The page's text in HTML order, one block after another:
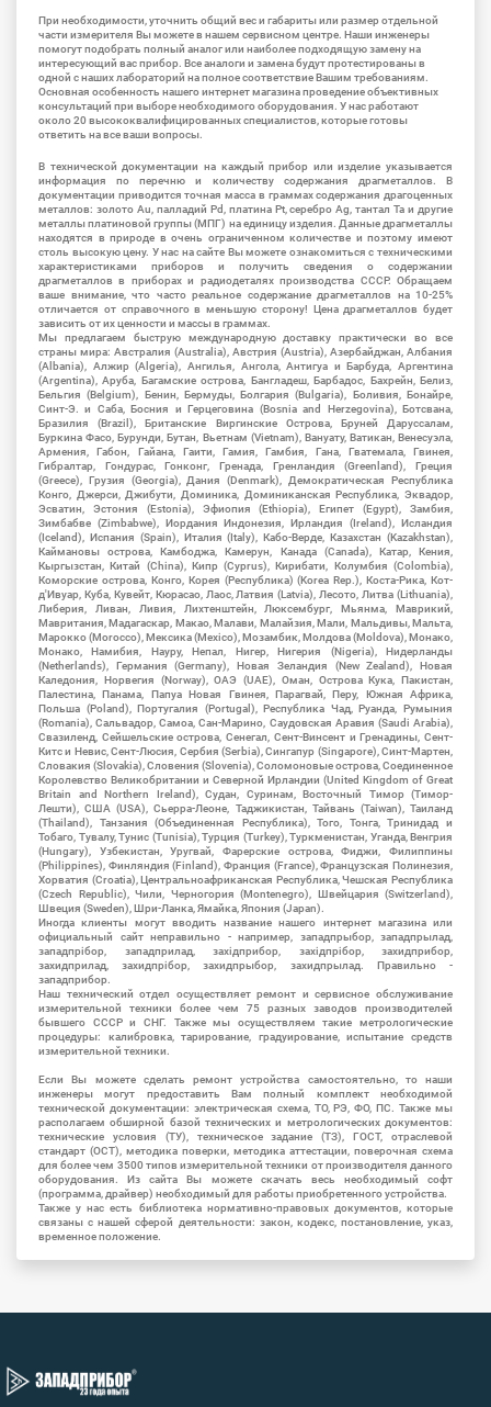
При необходимости, уточнить общий вес и габариты или размер отдельной
части измерителя Вы можете в нашем сервисном центре. Наши инженеры
помогут подобрать полный аналог или наиболее подходящую замену на
интересующий вас прибор. Все аналоги и замена будут протестированы в
одной с наших лабораторий на полное соответствие Вашим требованиям.
Основная особенность нашего интернет магазина проведение объективных
консультаций при выборе необходимого оборудования. У нас работают
около 20 высококвалифицированных специалистов, которые готовы
ответить на все ваши вопросы.
В технической документации на каждый прибор или изделие указывается
информация по перечню и количеству содержания драгметаллов. В
документации приводится точная масса в граммах содержания драгоценных
металлов: золото Au, палладий Pd, платина Pt, серебро Ag, тантал Ta и другие
металлы платиновой группы (МПГ) на единицу изделия. Данные драгметаллы
находятся в природе в очень ограниченном количестве и поэтому имеют
столь высокую цену. У нас на сайте Вы можете ознакомиться с техническими
характеристиками приборов и получить сведения о содержании
драгметаллов в приборах и радиодеталях производства СССР. Обращаем
ваше внимание, что часто реальное содержание драгметаллов на 10-25%
отличается от справочного в меньшую сторону! Цена драгметаллов будет
зависить от их ценности и массы в граммах.
Мы предлагаем быструю международную доставку практически во все
страны мира: Австралия (Australia), Австрия (Austria), Азербайджан, Албания
(Albania), Алжир (Algeria), Ангилья, Ангола, Антигуа и Барбуда, Аргентина
(Argentina), Аруба, Багамские острова, Бангладеш, Барбадос, Бахрейн, Белиз,
Бельгия (Belgium), Бенин, Бермуды, Болгария (Bulgaria), Боливия, Бонайре,
Синт-Э. и Саба, Босния и Герцеговина (Bosnia and Herzegovina), Ботсвана,
Бразилия (Brazil), Британские Виргинские Острова, Бруней Даруссалам,
Буркина Фасо, Бурунди, Бутан, Вьетнам (Vietnam), Вануату, Ватикан, Венесуэла,
Армения, Габон, Гайана, Гаити, Гамия, Гамбия, Гана, Гватемала, Гвинея,
Гибралтар, Гондурас, Гонконг, Гренада, Гренландия (Greenland), Греция
(Greece), Грузия (Georgia), Дания (Denmark), Демократическая Республика
Конго, Джерси, Джибути, Доминика, Доминиканская Республика, Эквадор,
Эсватин, Эстония (Estonia), Эфиопия (Ethiopia), Египет (Egypt), Замбия,
Зимбабве (Zimbabwe), Иордания Индонезия, Ирландия (Ireland), Исландия
(Iceland), Испания (Spain), Италия (Italy), Кабо-Верде, Казахстан (Kazakhstan),
Каймановы острова, Камбоджа, Камерун, Канада (Canada), Катар, Кения,
Кыргызстан, Китай (China), Кипр (Cyprus), Кирибати, Колумбия (Colombia),
Коморские острова, Конго, Корея (Республика) (Korea Rep.), Коста-Рика, Кот-
д'Ивуар, Куба, Кувейт, Кюрасао, Лаос, Латвия (Latvia), Лесото, Литва (Lithuania),
Либерия, Ливан, Ливия, Лихтенштейн, Люксембург, Мьянма, Маврикий,
Мавритания, Мадагаскар, Макао, Малави, Малайзия, Мали, Мальдивы, Мальта,
Марокко (Morocco), Мексика (Mexico), Мозамбик, Молдова (Moldova), Монако,
Монако, Намибия, Науру, Непал, Нигер, Нигерия (Nigeria), Нидерланды
(Netherlands), Германия (Germany), Новая Зеландия (New Zealand), Новая
Каледония, Норвегия (Norway), ОАЭ (UAE), Оман, Острова Кука, Пакистан,
Палестина, Панама, Папуа Новая Гвинея, Парагвай, Перу, Южная Африка,
Польша (Poland), Португалия (Portugal), Республика Чад, Руанда, Румыния
(Romania), Сальвадор, Самоа, Сан-Марино, Саудовская Аравия (Saudi Arabia),
Свазиленд, Сейшельские острова, Сенегал, Сент-Винсент и Гренадины, Сент-
Китс и Невис, Сент-Люсия, Сербия (Serbia), Сингапур (Singapore), Синт-Мартен,
Словакия (Slovakia), Словения (Slovenia), Соломоновые острова, Соединенное
Королевство Великобритании и Северной Ирландии (United Kingdom of Great
Britain and Northern Ireland), Судан, Суринам, Восточный Тимор (Тимор-
Лешти), США (USA), Сьерра-Леоне, Таджикистан, Тайвань (Taiwan), Таиланд
(Thailand), Танзания (Объединенная Республика), Того, Тонга, Тринидад и
Тобаго, Тувалу, Тунис (Tunisia), Турция (Turkey), Туркменистан, Уганда, Венгрия
(Hungary), Узбекистан, Уругвай, Фарерские острова, Фиджи, Филиппины
(Philippines), Финляндия (Finland), Франция (France), Французская Полинезия,
Хорватия (Croatia), Центральноафриканская Республика, Чешская Республика
(Czech Republic), Чили, Черногория (Montenegro), Швейцария (Switzerland),
Швеция (Sweden), Шри-Ланка, Ямайка, Япония (Japan).
Иногда клиенты могут вводить название нашего интернет магазина или
официальный сайт неправильно - например, западпрыбор, западпрылад,
западпрібор, западприлад, західприбор, західпрібор, захидприбор,
захидприлад, захидпрібор, захидпрыбор, захидпрылад. Правильно -
западприбор.
Наш технический отдел осуществляет ремонт и сервисное обслуживание
измерительной техники более чем 75 разных заводов производителей
бывшего СССР и СНГ. Также мы осуществляем такие метрологические
процедуры: калибровка, тарирование, градуирование, испытание средств
измерительной техники.
Если Вы можете сделать ремонт устройства самостоятельно, то наши
инженеры могут предоставить Вам полный комплект необходимой
технической документации: электрическая схема, ТО, РЭ, ФО, ПС. Также мы
располагаем обширной базой технических и метрологических документов:
технические условия (ТУ), техническое задание (ТЗ), ГОСТ, отраслевой
стандарт (ОСТ), методика поверки, методика аттестации, поверочная схема
для более чем 3500 типов измерительной техники от производителя данного
оборудования. Из сайта Вы можете скачать весь необходимый софт
(программа, драйвер) необходимый для работы приобретенного устройства.
Также у нас есть библиотека нормативно-правовых документов, которые
связаны с нашей сферой деятельности: закон, кодекс, постановление, указ,
временное положение.